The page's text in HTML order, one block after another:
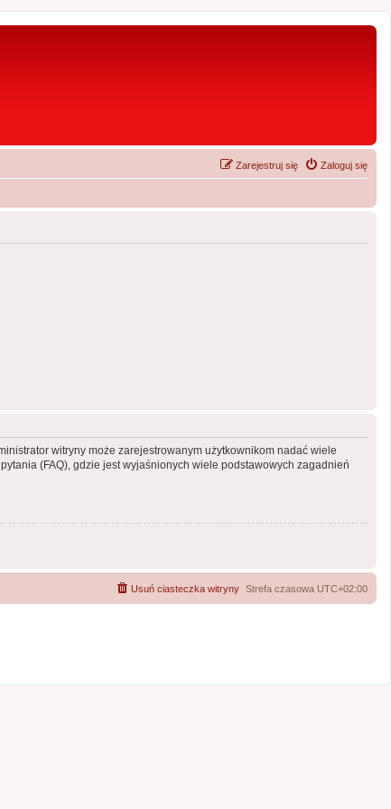
Zaloguj się
Zarejestruj się
witryny może zarejestrowanym użytkownikom nadać wiele
(FAQ), gdzie jest wyjaśnionych wiele podstawowych zagadnień
Strefa czasowa UTC+02:00
Usuń ciasteczka witryny